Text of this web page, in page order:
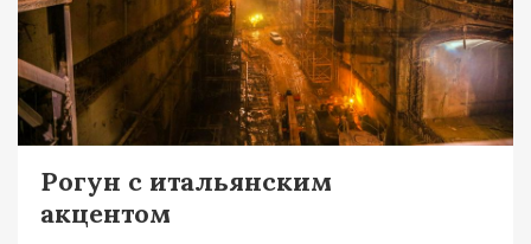
Рогун с итальянским
акцентом